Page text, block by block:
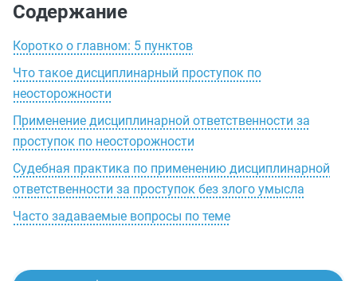
Содержание
Коротко о главном: 5 пунктов
Что такое дисциплинарный проступок по
неосторожности
Применение дисциплинарной ответственности за
проступок по неосторожности
Судебная практика по применению дисциплинарной
ответственности за проступок без злого умысла
Часто задаваемые вопросы по теме